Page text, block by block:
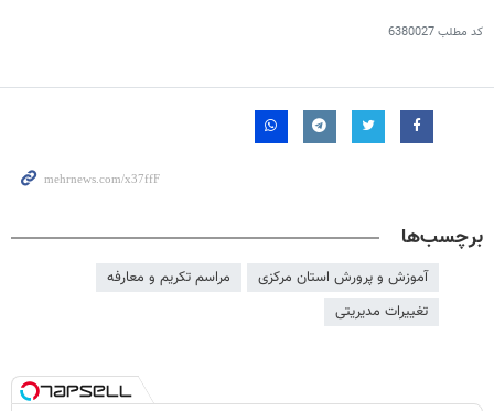
کد مطلب6380027
برچسب‌ها
آموزش و پرورش استان مرکزی
مراسم تکریم و معارفه
تغییرات مدیریتی